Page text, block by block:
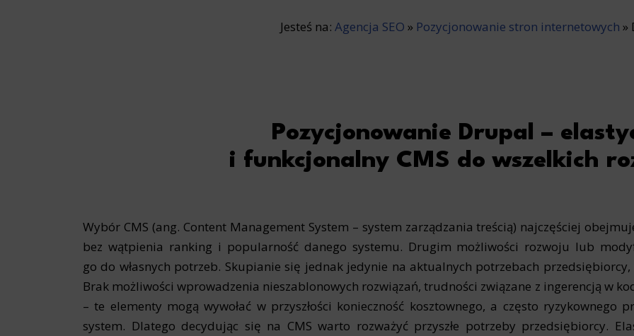
Jesteś na: Agencja SEO » Pozycjonowanie stron internetowych »
Pozycjonowanie Drupal –
i funkcjonalny CMS do wszelkich
Wybór CMS (ang. Content Management System – system zarządzania treścią) najczęściej
bez wątpienia ranking i popularność danego systemu. Drugim możliwości rozwoju lub
go do własnych potrzeb. Skupianie się jednak jedynie na aktualnych potrzebach przedsiębiorcy,
Brak możliwości wprowadzenia nieszablonowych rozwiązań, trudności związane z ingerencją w
– te elementy mogą wywołać w przyszłości konieczność kosztownego, a często ryzykownego
system. Dlatego decydując się na CMS warto rozważyć przyszłe potrzeby przedsiębiorcy.